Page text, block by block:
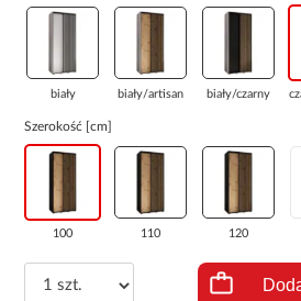
biały biały/artisan biały/czarny
Szerokość [cm]
100 110 120